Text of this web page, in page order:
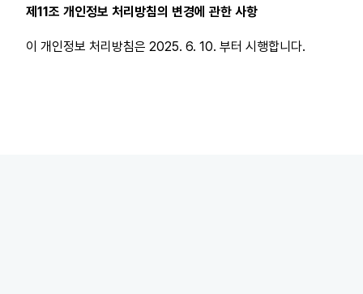
제11조 개인정보 처리방침의 변경에 관한 사항
이 개인정보 처리방침은 2025. 6. 10. 부터 시행합니다.